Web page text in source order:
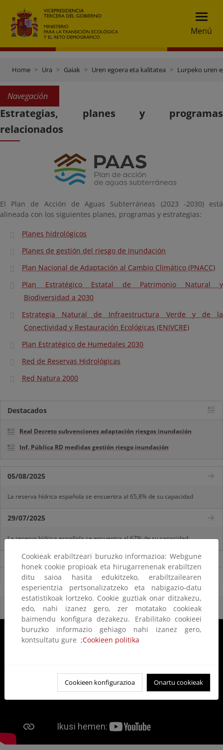
Menú
Home Ura Gaiak Uren egoera eta kalitatea Lurpeko uren
Navegación
Estrategias, planes y programas
relacionados
El Plan de Acción de Aguas Subterráneas (2023 -2030) está
alineada con los siguientes planes, programas y estrategias:
Planes hidrológicos
Planes de gestión del riesgo de inundación
Plan Nacional de Adaptación al Cambio Climático (PNACC)
Plan Estratégico Estatal de Patrimonio Natural y
Biodiversidad a 2030
Estrategia Natural de Infraestructura Verde y de la
Conectividad y Restauración Ecológicas (ENIVCRE)
Plan Estratégico de Humedales 2030
Red de Reservas Hidrológicas
Red Natura 2000
Destacados
Real Decreto subvenciones adaptación riesgos inundación
Inf. Pública RD medidas gestión riesgo inundación
05/08/2025
La reserva hídrica española se encuentra al 65,8% de su capacidad
29/07/2025
La reserva hídrica española se encuentra al 67% de su capacidad
Noticias sobre Agua
Ver todas las noticias
Reservas Naturales Fluviales
Cookieak erabiltzeari buruzko informazioa: Webgune
honek cookie propioak eta hirugarrenenak erabiltzen
ditu saioa hasita edukitzeko, erabiltzailearen
esperientzia pertsonalizatzeko eta nabigazio-datu
estatistikoak lortzeko. Cookie guztiak onar ditzakezu,
edo, nahi izanez gero, zer motatako cookieak
baimendu konfigura dezakezu. Erabilitako cookieei
buruzko informazio gehiago nahi izanez gero,
kontsultatu gure ;Cookieen politika
Cookieen konfigurazioa Onartu cookieak